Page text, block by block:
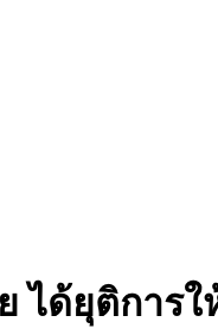
ได้ยุติการ